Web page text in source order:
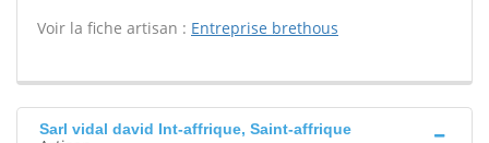
Voir la fiche artisan : Entreprise brethous
Sarl vidal david Int-affrique, Saint-affrique